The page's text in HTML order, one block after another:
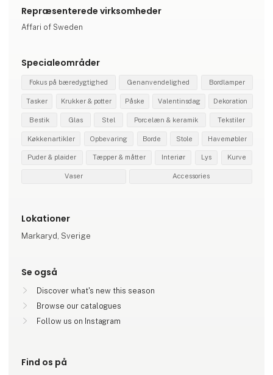
Repræsenterede virksomheder
Affari of Sweden
Specialeområder
Fokus på bæredygtighed Genanvendelighed Bordlamper
Tasker Krukker & potter Påske Valentinsdag Dekoration
Bestik Glas Stel Porcelæn & keramik Tekstiler
Køkkenartikler Opbevaring Borde Stole Havemøbler
Puder & plaider Tæpper & måtter Interiør Lys Kurve
Vaser Accessories
Lokationer
Markaryd, Sverige
Se også
Discover what's new this season
Browse our catalogues
Follow us on Instagram
Find os på